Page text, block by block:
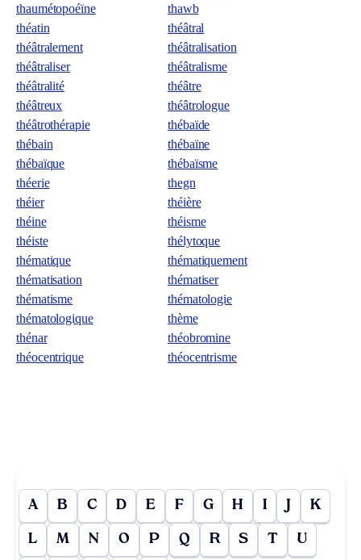
thaumétopoéïne
thawb
théatin
théâtral
théâtralement
théâtralisation
théâtraliser
théâtralisme
théâtralité
théâtre
théâtreux
théâtrologue
théâtrothérapie
thébaïde
thébain
thébaïne
thébaïque
thébaïsme
théerie
thegn
théier
théière
théine
théisme
théiste
thélytoque
thématique
thématiquement
thématisation
thématiser
thématisme
thématologie
thématologique
thème
thénar
théobromine
théocentrique
théocentrisme
A B C D E F G H I J K
L M N O P Q R S T U